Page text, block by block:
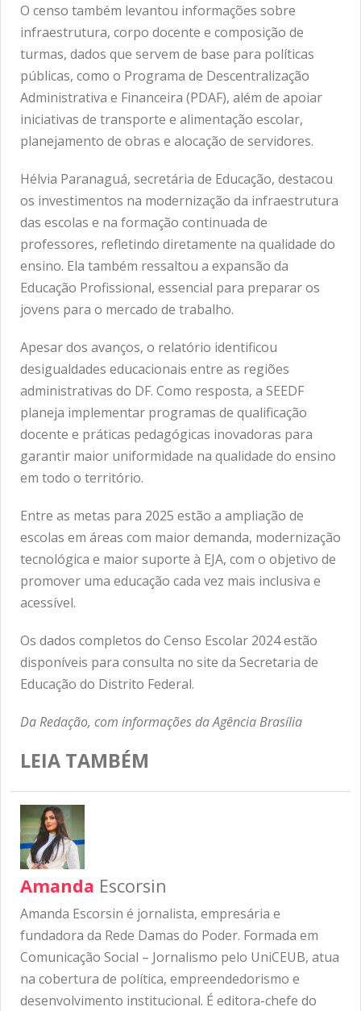
O censo também levantou informações sobre
infraestrutura, corpo docente e composição de
turmas, dados que servem de base para políticas
públicas, como o Programa de Descentralização
Administrativa e Financeira (PDAF), além de apoiar
iniciativas de transporte e alimentação escolar,
planejamento de obras e alocação de servidores.
Hélvia Paranaguá, secretária de Educação, destacou
os investimentos na modernização da infraestrutura
das escolas e na formação continuada de
professores, refletindo diretamente na qualidade do
ensino. Ela também ressaltou a expansão da
Educação Profissional, essencial para preparar os
jovens para o mercado de trabalho.
Apesar dos avanços, o relatório identificou
desigualdades educacionais entre as regiões
administrativas do DF. Como resposta, a SEEDF
planeja implementar programas de qualificação
docente e práticas pedagógicas inovadoras para
garantir maior uniformidade na qualidade do ensino
em todo o território.
Entre as metas para 2025 estão a ampliação de
escolas em áreas com maior demanda, modernização
tecnológica e maior suporte à EJA, com o objetivo de
promover uma educação cada vez mais inclusiva e
acessível.
Os dados completos do Censo Escolar 2024 estão
disponíveis para consulta no site da Secretaria de
Educação do Distrito Federal.
Da Redação, com informações da Agência Brasília
LEIA TAMBÉM
Amanda Escorsin
Amanda Escorsin é jornalista, empresária e
fundadora da Rede Damas do Poder. Formada em
Comunicação Social – Jornalismo pelo UniCEUB, atua
na cobertura de política, empreendedorismo e
desenvolvimento institucional. É editora-chefe do